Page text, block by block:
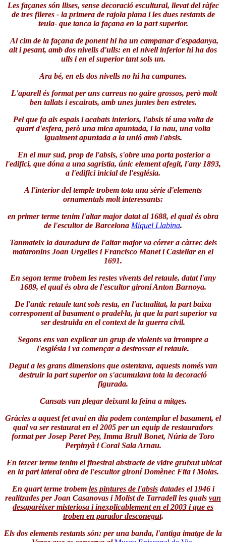
Les façanes són llises, sense decoració escultural, llevat del ràfec
de tres fileres - la primera de rajola plana i les dues restants de
teula- que tanca la façana en la part superior.
Al cim de la façana de ponent hi ha un campanar d'espadanya,
alt i pesant, amb dos nivells d'ulls: en el nivell inferior hi ha dos
ulls i en el superior tant sols un.
Ara bé, en els dos nivells no hi ha campanes.
L'aparell és format per uns carreus no gaire grossos, però molt
ben tallats i escairats, amb unes juntes ben estretes.
Pel que fa als espais i acabats interiors, l'absis té una volta de
quart d'esfera, però una mica apuntada, i la nau, una volta
igualment apuntada a la unió amb l'absis.
En el mur sud, prop de l'absis, s'obre una porta posterior a
l'edifici, que dóna a una sagristia, únic element afegit, l'any 1893,
a l'edifici inicial de l'església.
A l'interior del temple trobem tota una sèrie d'elements
ornamentals molt interessants:
en primer terme tenim l'altar major datat al 1688, el qual és obra
de l'escultor de Barcelona Miquel Llabina.
Tanmateix la dauradura de l'altar major va córrer a càrrec dels
mataronins Joan Urgelles i Francisco Manet i Castellar en el
1691.
En segon terme trobem les restes vivents del retaule, datat l'any
1689, el qual és obra de l'escultor gironí Anton Barnoya.
De l'antic retaule tant sols resta, en l'actualitat, la part baixa
corresponent al basament o pradel·la, ja que la part superior va
ser destruïda en el context de la guerra civil.
Segons ens van explicar un grup de violents va irrompre a
l'església i va començar a destrossar el retaule.
Degut a les grans dimensions que ostentava, aquests només van
destruir la part superior on s'acumulava tota la decoració
figurada.
Cansats van plegar deixant la feina a mitges.
Gràcies a aquest fet avui en dia podem contemplar el basament, el
qual va ser restaurat en el 2005 per un equip de restauradors
format per Josep Peret Pey, Imma Brull Bonet, Núria de Toro
Perpinyà i Coral Sala Arnau.
En tercer terme tenim el finestral abstracte de vidre gruixut ubicat
en la partlateral obra de l'escultor gironí Domènec Fita i Molas.
En quart terme trobem les pintures de l'absisdatades el 1946 i
realitzades per Joan Casanovas i Molist de Tarradell les quals van
desaparèixer misteriosa i inexplicablement en el 2003 i que es
troben en parador desconegut.
Els dos elements restants són: per una banda, l'antiga imatge de la